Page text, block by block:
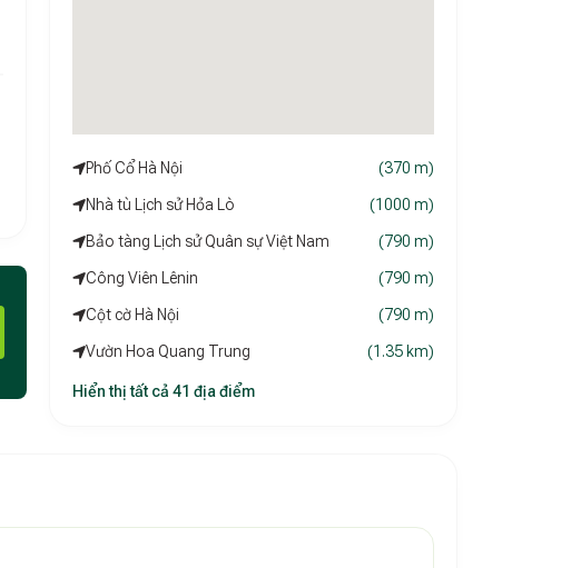
Phố Cổ Hà Nội (370 m)
Nhà tù Lịch sử Hỏa Lò (1000 m)
Bảo tàng Lịch sử Quân sự Việt Nam (790 m)
Công Viên Lênin (790 m)
Cột cờ Hà Nội (790 m)
Vườn Hoa Quang Trung (1.35 km)
Hiển thị tất cả 41 địa điểm